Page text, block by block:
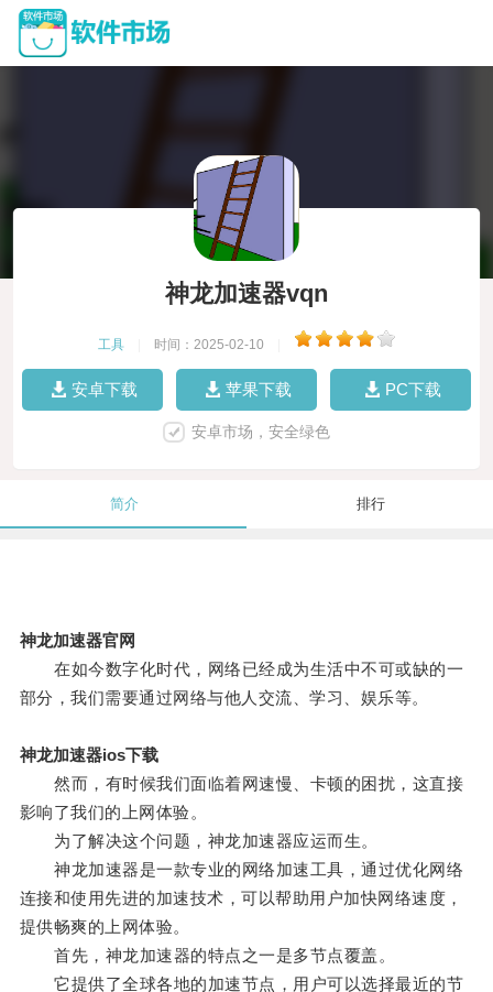
神龙加速器vqn
工具 时间：2025-02-10
安卓下载 苹果下载 PC下载
安卓市场，安全绿色
简介 排行
神龙加速器官网
在如今数字化时代，网络已经成为生活中不可或缺的一
部分，我们需要通过网络与他人交流、学习、娱乐等。
神龙加速器ios下载
然而，有时候我们面临着网速慢、卡顿的困扰，这直接
影响了我们的上网体验。
为了解决这个问题，神龙加速器应运而生。
神龙加速器是一款专业的网络加速工具，通过优化网络
连接和使用先进的加速技术，可以帮助用户加快网络速度，
提供畅爽的上网体验。
首先，神龙加速器的特点之一是多节点覆盖。
它提供了全球各地的加速节点，用户可以选择最近的节